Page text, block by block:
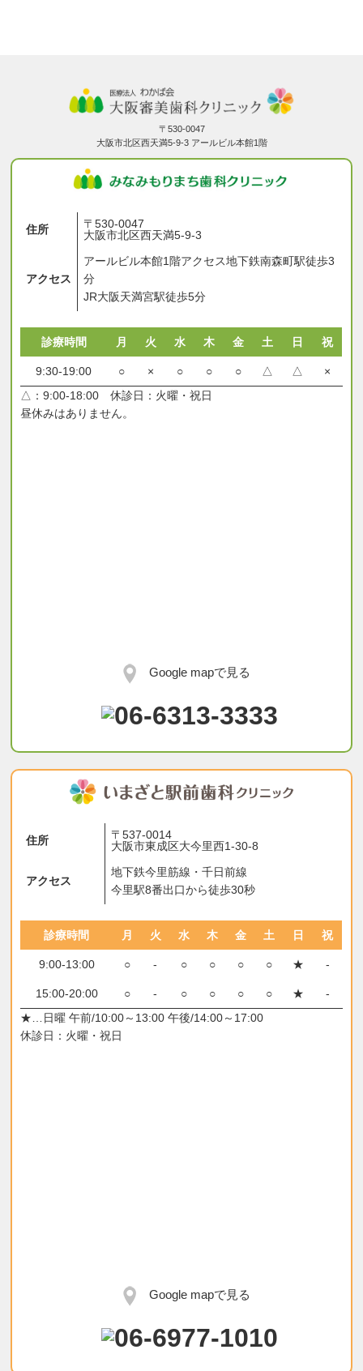
〒530-0047
大阪市北区西天満5-9-3 アールビル本館1階
住所
〒530-0047
大阪市北区西天満5-9-3
アクセス
アールビル本館1階アクセス地下鉄南森町駅徒歩3
分
JR大阪天満宮駅徒歩5分
診療時間 月 火 水 木 金 土 日 祝
9:30-19:00 ○ × ○ ○ ○ △ △
×
△：9:00-18:00 休診日：火曜・祝日
昼休みはありません。
Google mapで見る
住所
〒537-0014
大阪市東成区大今里西1-30-8
アクセス
地下鉄今里筋線・千日前線
今里駅8番出口から徒歩30秒
診療時間 月 火 水 木 金 土 日 祝
9:00-13:00 ○ - ○ ○ ○ ○ ★ -
15:00-20:00 ○ - ○ ○ ○ ○ ★
-
★…日曜 午前/10:00～13:00 午後/14:00～17:00
休診日：火曜・祝日
Google mapで見る